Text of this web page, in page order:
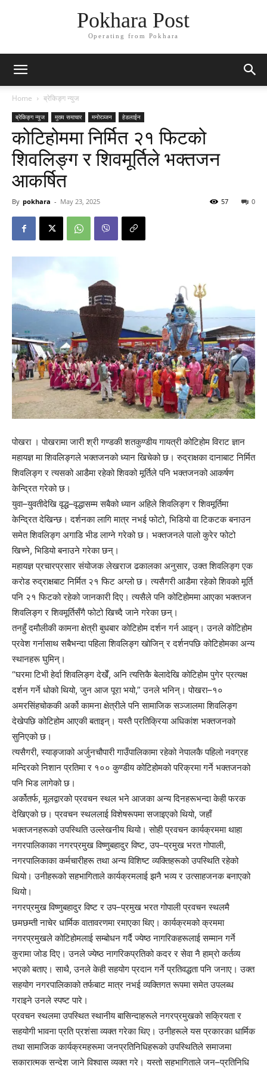
Pokhara Post
Operating from Pokhara
Home ब्रेकिङ्ग न्युज
ब्रेकिङ्ग न्युज मुख्य समाचार मनोरञ्जन हेडलाईन
कोटिहोममा निर्मित २१ फिटको
शिवलिङ्ग र शिवमूर्तिले भक्तजन
आकर्षित
By pokhara - May 23, 2025 0
57
पोखरा । पोखरामा जारी श्री गण्डकी शतकुण्डीय गायत्री कोटिहोम विराट ज्ञान
महायज्ञ मा शिवलिङ्गले भक्तजनको ध्यान खिचेको छ। रुद्राक्षका दानाबाट निर्मित
शिवलिङ्ग र त्यसको आडैमा रहेको शिवको मूर्तिले पनि भक्तजनको आकर्षण
केन्द्रित गरेको छ।
युवा–युवतीदेखि वृद्ध–वृद्धासम्म सबैको ध्यान अहिले शिवलिङ्ग र शिवमूर्तिमा
केन्द्रित देखिन्छ। दर्शनका लागि मात्र नभई फोटो, भिडियो वा टिकटक बनाउन
समेत शिवलिङ्ग अगाडि भीड लाग्ने गरेको छ। भक्तजनले पालो कुरेर फोटो
खिच्ने, भिडियो बनाउने गरेका छन्।
महायज्ञ प्रचारप्रसार संयोजक लेखराज ढकालका अनुसार, उक्त शिवलिङ्ग एक
करोड रुद्राक्षबाट निर्मित २१ फिट अग्लो छ। त्यसैगरी आडैमा रहेको शिवको मूर्ति
पनि २१ फिटको रहेको जानकारी दिए। त्यसैले पनि कोटिहोममा आएका भक्तजन
शिवलिङ्ग र शिवमूर्तिसँगै फोटो खिच्दै जाने गरेका छन्।
तनहुँ दमौलीकी कामना क्षेत्री बुधबार कोटिहोम दर्शन गर्न आइन्। उनले कोटिहोम
प्रवेश गर्नासाथ सबैभन्दा पहिला शिवलिङ्ग खोजिन् र दर्शनपछि कोटिहोमका अन्य
स्थानहरू घुमिन्।
“घरमा टिभी हेर्दा शिवलिङ्ग देखेँ, अनि त्यत्तिकै बेलादेखि कोटिहोम पुगेर प्रत्यक्ष
दर्शन गर्ने धोको थियो, जुन आज पूरा भयो,” उनले भनिन्। पोखरा–१०
अमरसिंहचोककी अर्को कामना क्षेत्रीले पनि सामाजिक सञ्जालमा शिवलिङ्ग
देखेपछि कोटिहोम आएकी बताइन्। यस्तै प्रतिक्रिया अधिकांश भक्तजनको
सुनिएको छ।
त्यसैगरी, स्याङ्जाको अर्जुनचौपारी गाउँपालिकामा रहेको नेपालकै पहिलो नवग्रह
मन्दिरको निशान प्रतिमा र १०० कुण्डीय कोटिहोमको परिक्रमा गर्ने भक्तजनको
पनि भिड लागेको छ।
अर्कोतर्फ, मूलद्वारको प्रवचन स्थल भने आजका अन्य दिनहरूभन्दा केही फरक
देखिएको छ। प्रवचन स्थललाई विशेषरूपमा सजाइएको थियो, जहाँ
भक्तजनहरूको उपस्थिति उल्लेखनीय थियो। सोही प्रवचन कार्यक्रममा थाहा
नगरपालिकाका नगरप्रमुख विष्णुबहादुर विष्ट, उप–प्रमुख भरत गोपाली,
नगरपालिकाका कर्मचारीहरू तथा अन्य विशिष्ट व्यक्तिहरूको उपस्थिति रहेको
थियो। उनीहरूको सहभागिताले कार्यक्रमलाई झनै भव्य र उत्साहजनक बनाएको
थियो।
नगरप्रमुख विष्णुबहादुर विष्ट र उप–प्रमुख भरत गोपाली प्रवचन स्थलमै
छमछम्ती नाचेर धार्मिक वातावरणमा रमाएका थिए। कार्यक्रमको क्रममा
नगरप्रमुखले कोटिहोमलाई सम्बोधन गर्दै ज्येष्ठ नागरिकहरूलाई सम्मान गर्ने
कुरामा जोड दिए। उनले ज्येष्ठ नागरिकप्रतिको कदर र सेवा नै हाम्रो कर्तव्य
भएको बताए। साथै, उनले केही सहयोग प्रदान गर्ने प्रतिवद्धता पनि जनाए। उक्त
सहयोग नगरपालिकाको तर्फबाट मात्र नभई व्यक्तिगत रूपमा समेत उपलब्ध
गराइने उनले स्पष्ट पारे।
प्रवचन स्थलमा उपस्थित स्थानीय बासिन्दाहरूले नगरप्रमुखको सक्रियता र
सहयोगी भावना प्रति प्रशंसा व्यक्त गरेका थिए। उनीहरूले यस प्रकारका धार्मिक
तथा सामाजिक कार्यक्रमहरूमा जनप्रतिनिधिहरूको उपस्थितिले समाजमा
सकारात्मक सन्देश जाने विश्वास व्यक्त गरे। यस्तो सहभागिताले जन–प्रतिनिधि